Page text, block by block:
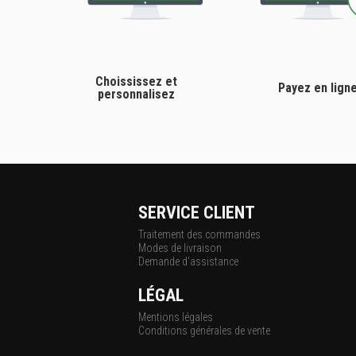
Choississez et
personnalisez
Payez en
SERVICE CLIENT
Traitement des commandes
Modes de livraison
Demande d'assistance
LÉGAL
Mentions légales
Conditions générales de vente